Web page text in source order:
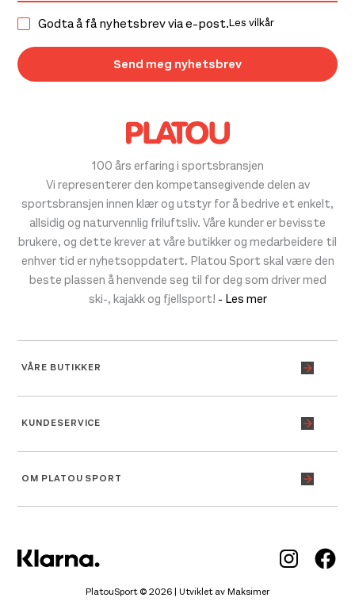
100 års erfaring i sportsbransjen
Vi representerer den kompetansegivende delen av
sportsbransjen innen klær og utstyr for å bedrive et enkelt,
allsidig og naturvennlig friluftsliv. Våre kunder er bevisste
brukere, og dette krever at våre butikker og medarbeidere til
enhver tid er nyhetsoppdatert. Platou Sport skal være den
beste plassen å henvende seg til for deg som driver med
ski-, kajakk og fjellsport! - Les mer
VÅRE BUTIKKER
KUNDESERVICE
OM PLATOU SPORT
Godta å få nyhetsbrev via e-post.Les vilkår
PlatouSport © 2026 | Utviklet avMaksimer